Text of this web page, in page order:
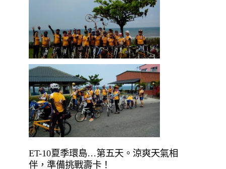
ET-10夏季環島…第五天。涼爽天氣相
伴，準備挑戰壽卡！